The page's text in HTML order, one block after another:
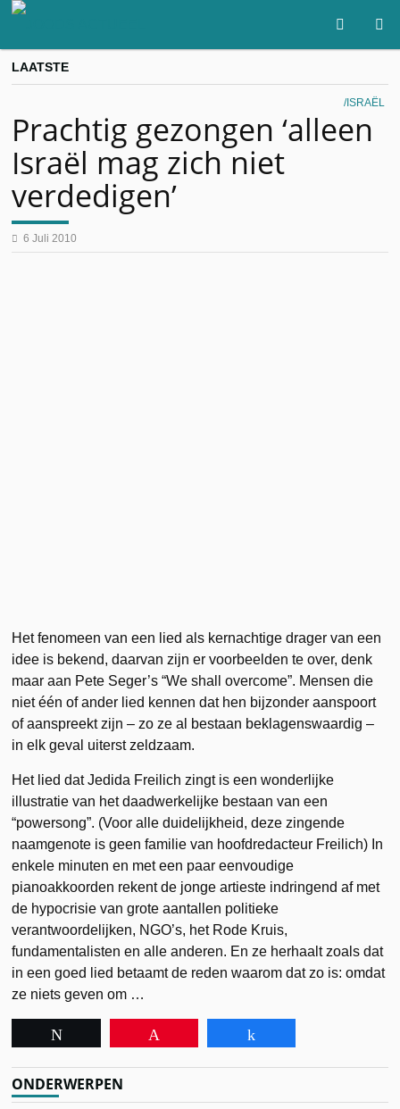
LAATSTE
ISRAËL
Prachtig gezongen ‘alleen
Israël mag zich niet
verdedigen’
6 Juli 2010
Het fenomeen van een lied als kernachtige drager van een
idee is bekend, daarvan zijn er voorbeelden te over, denk
maar aan Pete Seger’s “We shall overcome”. Mensen die
niet één of ander lied kennen dat hen bijzonder aanspoort
of aanspreekt zijn – zo ze al bestaan beklagenswaardig –
in elk geval uiterst zeldzaam.
Het lied dat Jedida Freilich zingt is een wonderlijke
illustratie van het daadwerkelijke bestaan van een
“powersong”. (Voor alle duidelijkheid, deze zingende
naamgenote is geen familie van hoofdredacteur Freilich) In
enkele minuten en met een paar eenvoudige
pianoakkoorden rekent de jonge artieste indringend af met
de hypocrisie van grote aantallen politieke
verantwoordelijken, NGO’s, het Rode Kruis,
fundamentalisten en alle anderen. En ze herhaalt zoals dat
in een goed lied betaamt de reden waarom dat zo is: omdat
ze niets geven om …
ONDERWERPEN